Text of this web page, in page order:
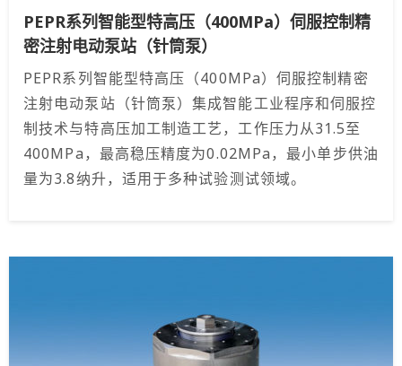
PEPR系列智能型特高压（400MPa）伺服控制精
密注射电动泵站（针筒泵）
PEPR系列智能型特高压（400MPa）伺服控制精密
注射电动泵站（针筒泵）集成智能工业程序和伺服控
制技术与特高压加工制造工艺，工作压力从31.5至
400MPa，最高稳压精度为0.02MPa，最小单步供油
量为3.8纳升，适用于多种试验测试领域。